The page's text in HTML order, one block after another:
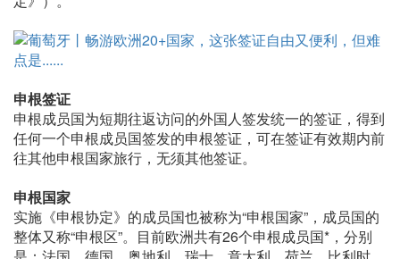
申根签证
申根成员国为短期往返访问的外国人签发统一的签证，得到
任何一个申根成员国签发的申根签证，可在签证有效期内前
往其他申根国家旅行，无须其他签证。
申根国家
实施《申根协定》的成员国也被称为“申根国家”，成员国的
整体又称“申根区”。目前欧洲共有26个申根成员国*，分别